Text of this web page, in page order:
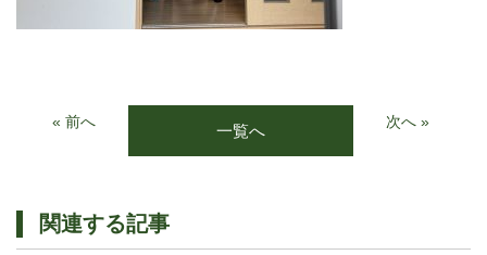
« 前へ 一覧へ 次へ »
関連する記事